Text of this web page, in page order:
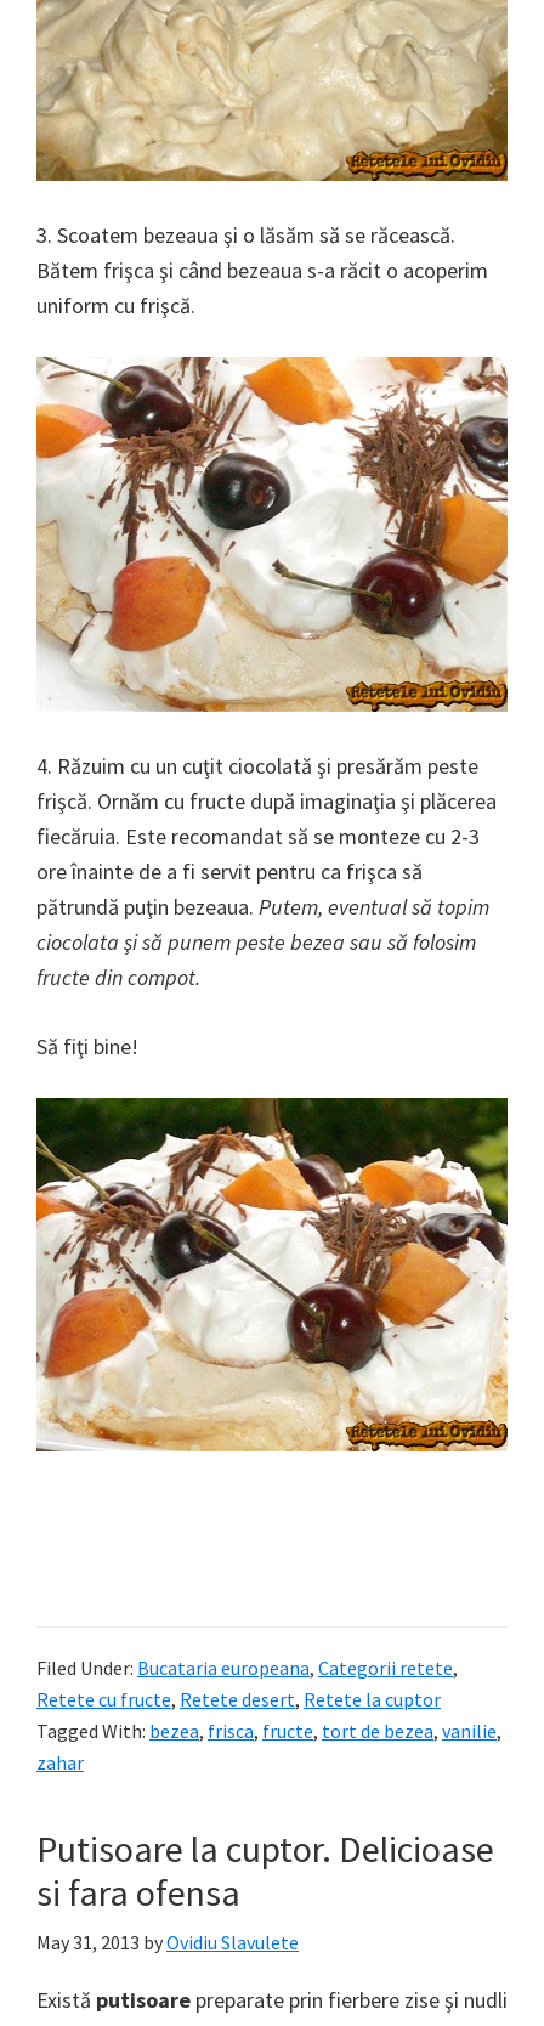
3. Scoatem bezeaua şi o lăsăm să se răcească.
Bătem frişca şi când bezeaua s-a răcit o acoperim
uniform cu frişcă.
4. Răzuim cu un cuţit ciocolată şi presărăm peste
frişcă. Ornăm cu fructe după imaginaţia şi plăcerea
fiecăruia. Este recomandat să se monteze cu 2-3
ore înainte de a fi servit pentru ca frişca să
pătrundă puţin bezeaua. Putem, eventual să topim
ciocolata şi să punem peste bezea sau să folosim
fructe din compot.
Să fiţi bine!
Filed Under: Bucataria europeana, Categorii retete,
Retete cu fructe, Retete desert, Retete la cuptor
Tagged With: bezea, frisca, fructe, tort de bezea, vanilie,
zahar
Putisoare la cuptor. Delicioase
si fara ofensa
May 31, 2013 byOvidiu Slavulete
Există putisoare preparate prin fierbere zise şi nudli